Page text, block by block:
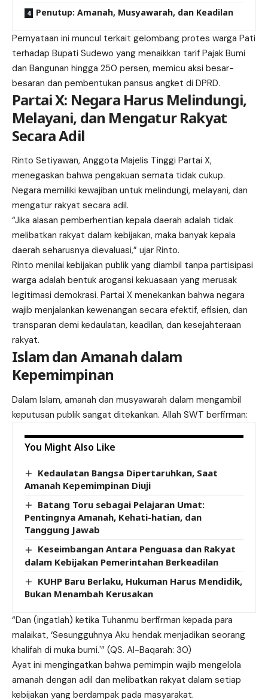
Penutup: Amanah, Musyawarah, dan Keadilan
Pernyataan ini muncul terkait gelombang protes warga Pati
terhadap Bupati Sudewo yang menaikkan tarif Pajak Bumi
dan Bangunan hingga 250 persen, memicu aksi besar-
besaran dan pembentukan pansus angket di DPRD.
Partai X: Negara Harus Melindungi,
Melayani, dan Mengatur Rakyat
Secara Adil
Rinto Setiyawan, Anggota Majelis Tinggi Partai X,
menegaskan bahwa pengakuan semata tidak cukup.
Negara memiliki kewajiban untuk melindungi, melayani, dan
mengatur rakyat secara adil.
“Jika alasan pemberhentian kepala daerah adalah tidak
melibatkan rakyat dalam kebijakan, maka banyak kepala
daerah seharusnya dievaluasi,” ujar Rinto.
Rinto menilai kebijakan publik yang diambil tanpa partisipasi
warga adalah bentuk arogansi kekuasaan yang merusak
legitimasi demokrasi. Partai X menekankan bahwa negara
wajib menjalankan kewenangan secara efektif, efisien, dan
transparan demi kedaulatan, keadilan, dan kesejahteraan
rakyat.
Islam dan Amanah dalam
Kepemimpinan
Dalam Islam, amanah dan musyawarah dalam mengambil
keputusan publik sangat ditekankan. Allah SWT berfirman:
You Might Also Like
Kedaulatan Bangsa Dipertaruhkan, Saat
Amanah Kepemimpinan Diuji
Batang Toru sebagai Pelajaran Umat:
Pentingnya Amanah, Kehati-hatian, dan
Tanggung Jawab
Keseimbangan Antara Penguasa dan Rakyat
dalam Kebijakan Pemerintahan Berkeadilan
KUHP Baru Berlaku, Hukuman Harus Mendidik,
Bukan Menambah Kerusakan
“Dan (ingatlah) ketika Tuhanmu berfirman kepada para
malaikat, ‘Sesungguhnya Aku hendak menjadikan seorang
khalifah di muka bumi.'” (QS. Al-Baqarah: 30)
Ayat ini mengingatkan bahwa pemimpin wajib mengelola
amanah dengan adil dan melibatkan rakyat dalam setiap
kebijakan yang berdampak pada masyarakat.